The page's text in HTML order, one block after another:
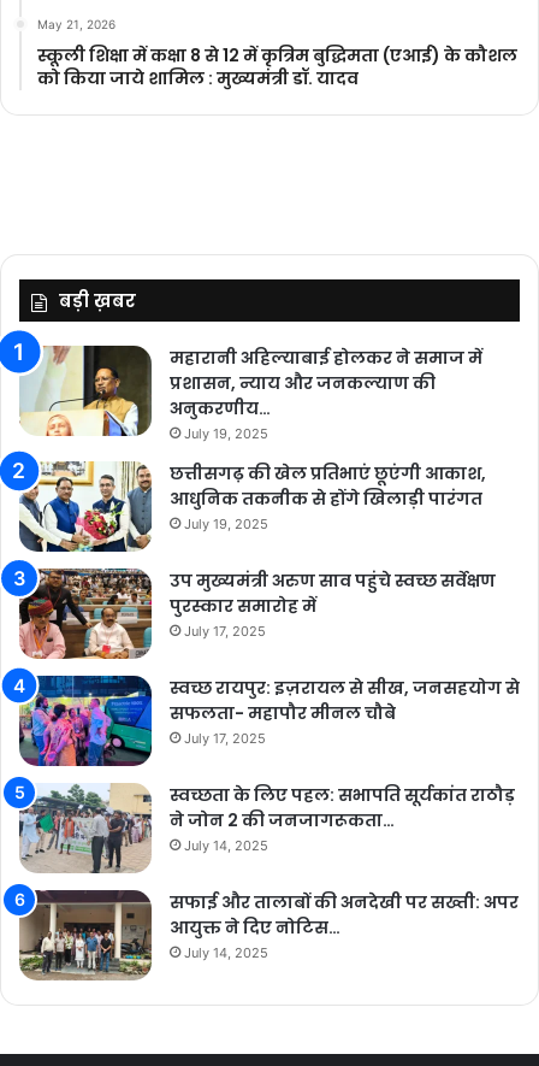
May 21, 2026
स्कूली शिक्षा में कक्षा 8 से 12 में कृ‍त्रिम बुद्धिमता (एआई) के कौशल
को किया जाये शामिल : मुख्यमंत्री डॉ. यादव
बड़ी ख़बर
महारानी अहिल्याबाई होलकर ने समाज में
प्रशासन, न्याय और जनकल्याण की
अनुकरणीय…
July 19, 2025
छत्तीसगढ़ की खेल प्रतिभाएं छूएंगी आकाश,
आधुनिक तकनीक से होंगे खिलाड़ी पारंगत
July 19, 2025
उप मुख्यमंत्री अरुण साव पहुंचे स्वच्छ सर्वेक्षण
पुरस्कार समारोह में
July 17, 2025
स्वच्छ रायपुर: इज़रायल से सीख, जनसहयोग से
सफलता- महापौर मीनल चौबे
July 17, 2025
स्वच्छता के लिए पहल: सभापति सूर्यकांत राठौड़
ने जोन 2 की जनजागरूकता…
July 14, 2025
सफाई और तालाबों की अनदेखी पर सख्ती: अपर
आयुक्त ने दिए नोटिस…
July 14, 2025